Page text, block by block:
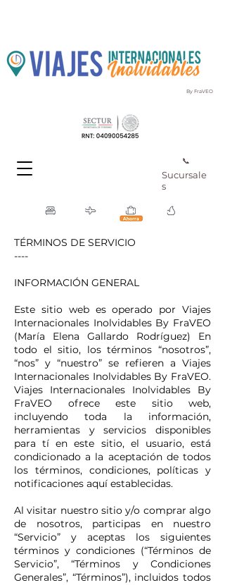
📞
Sucursale
s
By FraVEO
TÉRMINOS DE SERVICIO
----
INFORMACIÓN GENERAL
Este sitio web es operado por Viajes
Internacionales Inolvidables By FraVEO
(María Elena Gallardo Rodríguez) En
todo el sitio, los términos “nosotros”,
“nos” y “nuestro” se refieren a Viajes
Internacionales Inolvidables By FraVEO.
Viajes Internacionales Inolvidables By
FraVEO ofrece este sitio web,
incluyendo toda la información,
herramientas y servicios disponibles
para tí en este sitio, el usuario, está
condicionado a la aceptación de todos
los términos, condiciones, políticas y
notificaciones aquí establecidas.
Al visitar nuestro sitio y/o comprar algo
de nosotros, participas en nuestro
“Servicio” y aceptas los siguientes
términos y condiciones (“Términos de
Servicio”, “Términos y Condiciones
Generales”, “Términos”), incluidos todos